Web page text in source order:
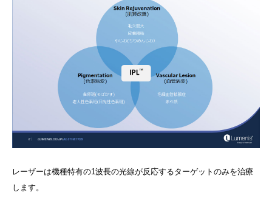
レーザーは機種特有の1波長の光線が反応するターゲットのみを治療
します。